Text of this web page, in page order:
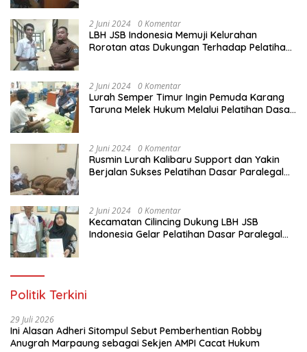
2 Juni 2024 0 Komentar
LBH JSB Indonesia Memuji Kelurahan
Rorotan atas Dukungan Terhadap Pelatihan
2 Juni 2024 0 Komentar
Lurah Semper Timur Ingin Pemuda Karang
Taruna Melek Hukum Melalui Pelatihan Dasar
2 Juni 2024 0 Komentar
Rusmin Lurah Kalibaru Support dan Yakin
Berjalan Sukses Pelatihan Dasar Paralegal
2 Juni 2024 0 Komentar
Kecamatan Cilincing Dukung LBH JSB
Indonesia Gelar Pelatihan Dasar Paralegal
Politik Terkini
29 Juli 2026
Ini Alasan Adheri Sitompul Sebut Pemberhentian Robby
Anugrah Marpaung sebagai Sekjen AMPI Cacat Hukum